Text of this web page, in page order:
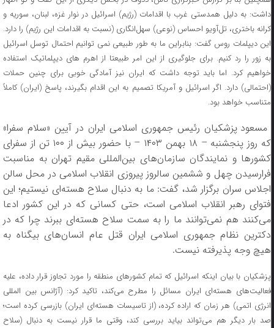
داشت:‌ به دلیل همدستی غرب با اقدامات (رژیم) اسرائیل در نوار غزه، لبنان، سوریه و
کرانه باختری، تل‌آویو احساس (نوعی) سهل‌انگاری (نسبت به اقدامات این رژیم) را دارد.
این دیپلمات روس گفت: بنابراین ما به طور طبیعی نمی توانیم احتمال توسل اسرائیل
به زور را رد کنیم. برای جلوگیری از این امر طبیعتا از اهرم های دیپلماتیک استفاده
خواهیم کرد. اما باید توجه داشت که ایران نیز آمادگی خوبی برای چنین حملات
(احتمالی) دارد. اگر اسرائیل و آمریکا تصمیم به این اقدام بگیرند، پاسخ (ایران) کاملاً
متناسب خواهد بود.
مسعود پزشکیان رئیس جمهوری اسلامی ایران در آیین «سلام سفرا»
که روز پنجشنبه – ۱۸ بهمن ۱۴۰۳ – با حضور بیش از ۱۰۰ تن از سفرای
کشورها و نمایندگان سازمان‌های بین‌المللی مقیم تهران به مناسبت
فرارسیدن چهل و ششمین سالروز پیروزی انقلاب اسلامی در محل سالن
اجلاس سران برگزار شد، گفت: ما به دنبال سلاح هسته‌ای نیستیم؛ این
فتوای رهبر انقلاب اسلامی است، حتی کسانی که در این کشور ادعا
می‌کنند هم نمی‌توانند ما را به سمت سلاح هسته‌ای ببرند چرا که در
دکترین نظام جمهوری اسلامی ایران قتل عام انسان‌های بیگناه به
هیچ وجه پذیرفته نیست.
پزشکیان با بیان اینکه اسرائیل که تمام کشورهای منطقه را مورد تجاوز قرار داده، علیه
فعالیت‌های هسته‌ای ایران مسائل را مطرح می‌کند، تاکید کرد: (آژانس بین المللی
انرژی اتمی) هر زمان که اراده کرده، (از تاسیسات هسته‌ای ایران)‌ بازرسی‌ کرده است؛
صد بار دیگر هم می‌تواند بیاید بررسی کند، وقتی ما قرار نیست به دنبال (سلاح